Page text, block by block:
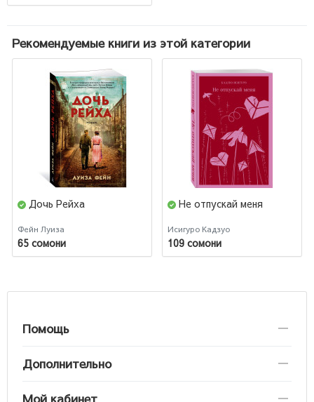
Рекомендуемые книги из этой категории
Дочь Рейха
Фейн Луиза
65 сомони
Не отпускай меня
Исигуро Кадзуо
109 сомони
Помощь
Дополнительно
Мой кабинет